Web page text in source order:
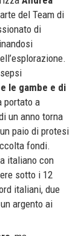
del Team di
di
le gambe e di
portato a
un anno torna
paio di protesi
fondi.
italiano con
sotto i 12
italiani, due
argento ai